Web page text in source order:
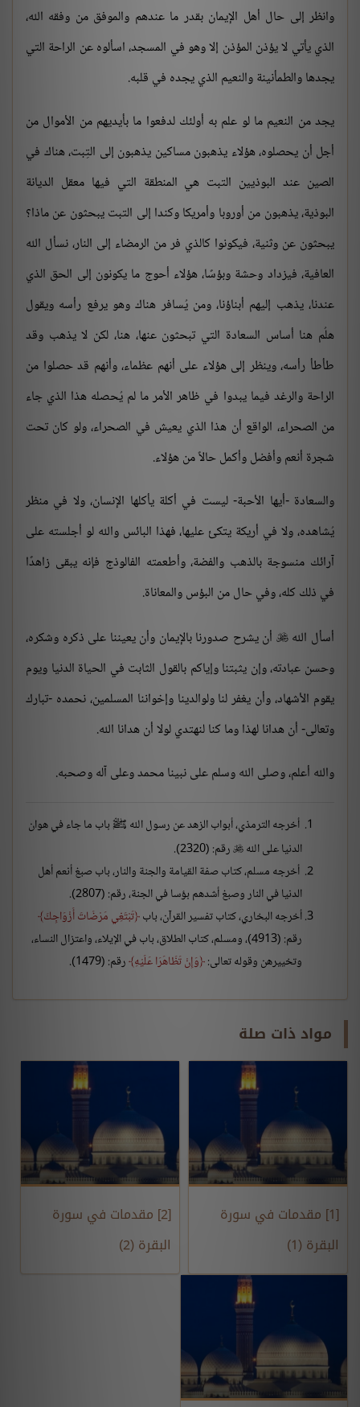
وانظر إلى حال أهل الإيمان بقدر ما عندهم والموفق من وفقه الله،
الذي يأتي لا يؤذن المؤذن إلا وهو في المسجد، اسألوه عن الراحة التي
يجدها والطمأنينة والنعيم الذي يجده في قلبه.
يجد من النعيم ما لو علم به أولئك لدفعوا ما بأيديهم من الأموال من
أجل أن يحصلوه، هؤلاء يذهبون مساكين يذهبون إلى التِبت، هناك في
الصين عند البوذيين التبت هي المنطقة التي فيها معقل الديانة
البوذية، يذهبون من أوروبا وأمريكا وكندا إلى التبت يبحثون عن ماذا؟
يبحثون عن وثنية، فيكونوا كالذي فر من الرمضاء إلى النار، نسأل الله
العافية، فيزداد وحشة وبؤسًا، هؤلاء أحوج ما يكونون إلى الحق الذي
عندنا، يذهب إليهم أبناؤنا، ومن يُسافر هناك وهو يرفع رأسه ويقول
هلُم هنا أساس السعادة التي تبحثون عنها، هنا، لكن لا يذهب وقد
طأطأ رأسه، وينظر إلى هؤلاء على أنهم عظماء، وأنهم قد حصلوا من
الراحة والرغد فيما يبدوا في ظاهر الأمر ما لم يُحصله هذا الذي جاء
من الصحراء، الواقع أن هذا الذي يعيش في الصحراء، ولو كان تحت
شجرة أنعم وأفضل وأكمل حالاً من هؤلاء.
والسعادة -أيها الأحبة- ليست في أكلة يأكلها الإنسان، ولا في منظر
يُشاهده، ولا في أريكة يتكئ عليها، فهذا البائس والله لو أجلسته على
آرائك منسوجة بالذهب والفضة، وأطعمته الفالوذج فإنه يبقى زاهدًا
في ذلك كله، وفي حال من البؤس والمعاناة.
أسأل الله أن يشرح صدورنا بالإيمان وأن يعيننا على ذكره وشكره،
وحسن عبادته، وإن يثبتنا وإياكم بالقول الثابت في الحياة الدنيا ويوم
يقوم الأشهاد، وأن يغفر لنا ولوالدينا وإخواننا المسلمين، نحمده -تبارك
وتعالى- أن هدانا لهذا وما كنا لنهتدي لولا أن هدانا الله.
والله أعلم، وصلى الله وسلم على نبينا محمد وعلى آله وصحبه.
أخرجه الترمذي، أبواب الزهد عن رسول الله ﷺ باب ما جاء في هوان
الدنيا على الله  رقم: (2320).
أخرجه مسلم، كتاب صفة القيامة والجنة والنار، باب صبغ أنعم أهل
الدنيا في النار وصبغ أشدهم بؤسا في الجنة، رقم: (2807).
أخرجه البخاري، كتاب تفسير القرآن، باب تَبْتَغِي مَرْضَاتَ أَزْوَاجِكَ
رقم: (4913)، ومسلم، كتاب الطلاق، باب في الإيلاء، واعتزال النساء،
وتخييرهن وقوله تعالى: وَإِنْ تَظَاهَرَا عَلَيْهِ رقم: (1479).
مواد ذات صلة
[1] مقدمات في سورة
البقرة (1)
[2] مقدمات في سورة
البقرة (2)